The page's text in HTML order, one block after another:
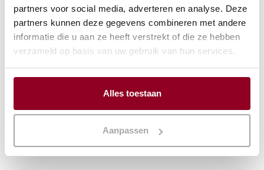
partners voor social media, adverteren en analyse. Deze
partners kunnen deze gegevens combineren met andere
informatie die u aan ze heeft verstrekt of die ze hebben
verzameld op basis van uw gebruik van hun services.
Alles toestaan
Aanpassen
- +
IN WINKELWAGEN